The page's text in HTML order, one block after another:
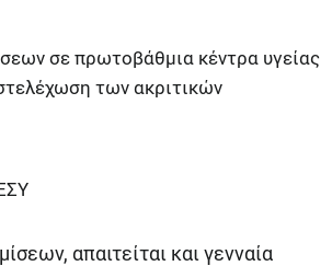
σε πρωτοβάθμια κέντρα υγείας
των ακριτικών
απαιτείται και γενναία